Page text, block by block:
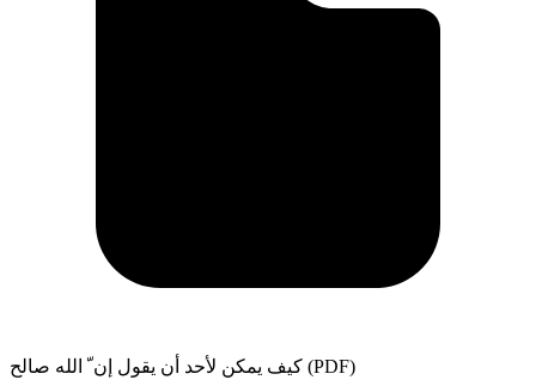
كيف يمكن لأحد أن يقول إن ّ الله صالح (PDF)